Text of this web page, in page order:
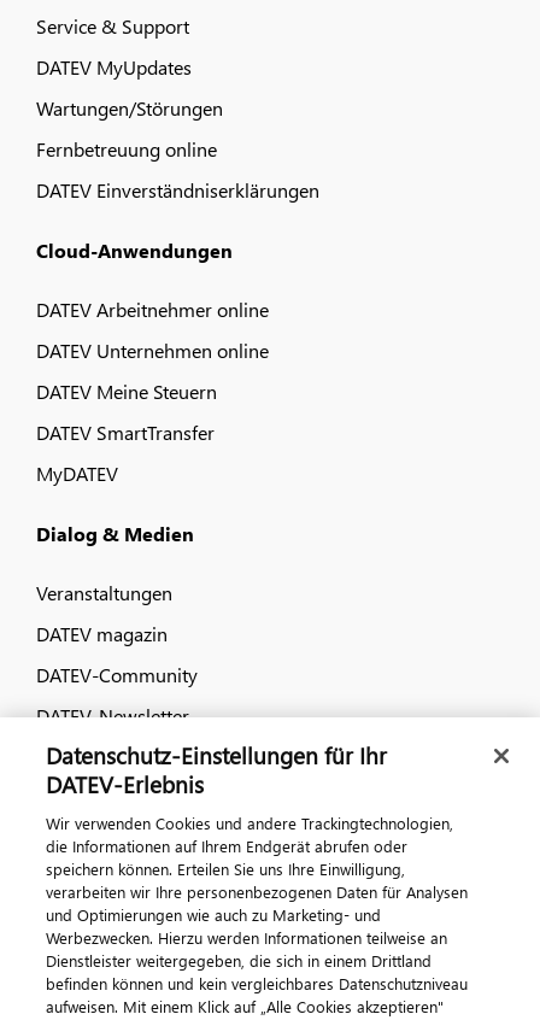
Service & Support
DATEV MyUpdates
Wartungen/Störungen
Fernbetreuung online
DATEV Einverständniserklärungen
Cloud-Anwendungen
DATEV Arbeitnehmer online
DATEV Unternehmen online
DATEV Meine Steuern
DATEV SmartTransfer
MyDATEV
Dialog & Medien
Veranstaltungen
DATEV magazin
DATEV-Community
DATEV-Newsletter
Kontaktieren Sie uns
ImpressumDatenschutzAGB Kontakt
Datenschutz-Einstellungen für Ihr
DATEV-Erlebnis
Wir verwenden Cookies und andere Trackingtechnologien,
die Informationen auf Ihrem Endgerät abrufen oder
speichern können. Erteilen Sie uns Ihre Einwilligung,
verarbeiten wir Ihre personenbezogenen Daten für Analysen
und Optimierungen wie auch zu Marketing- und
Werbezwecken. Hierzu werden Informationen teilweise an
Dienstleister weitergegeben, die sich in einem Drittland
befinden können und kein vergleichbares Datenschutzniveau
aufweisen. Mit einem Klick auf „Alle Cookies akzeptieren"